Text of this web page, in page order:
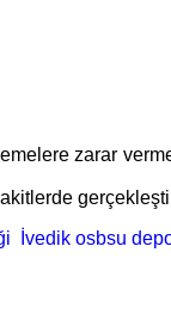
zarar
İvedik osbsu